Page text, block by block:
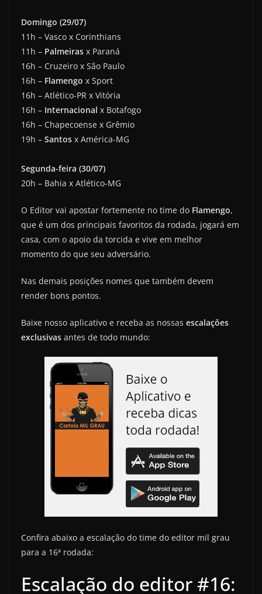
Domingo (29/07)
11h – Vasco x Corinthians
11h – Palmeiras x Paraná
16h – Cruzeiro x São Paulo
16h – Flamengo x Sport
16h – Atlético-PR x Vitória
16h – Internacional x Botafogo
16h – Chapecoense x Grêmio
19h – Santos x América-MG
Segunda-feira (30/07)
20h – Bahia x Atlético-MG
O Editor vai apostar fortemente no time do Flamengo,
que é um dos principais favoritos da rodada, jogará em
casa, com o apoio da torcida e vive em melhor
momento do que seu adversário.
Nas demais posições nomes que também devem
render bons pontos.
Baixe nosso aplicativo e receba as nossas escalações
exclusivas antes de todo mundo:
Confira abaixo a escalação do time do editor mil grau
para a 16ª rodada:
Escalação do editor #16: